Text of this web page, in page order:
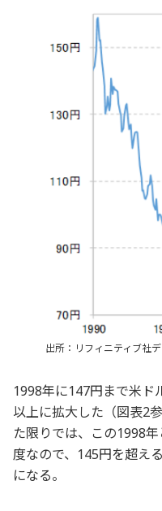
出所：リフィニティブ社
1998年に147円まで米ド
以上に拡大した（図表2
た限りでは、この1998
度なので、145円を超え
になる。